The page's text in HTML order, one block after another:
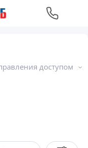
доступом